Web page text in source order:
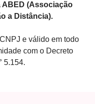
ABED (Associação
a Distância).
e válido em todo
com o Decreto
5.154.